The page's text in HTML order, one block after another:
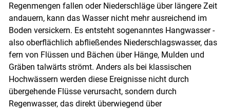
Regenmengen fallen oder Niederschläge über längere Zeit
andauern, kann das Wasser nicht mehr ausreichend im
Boden versickern. Es entsteht sogenanntes Hangwasser -
also oberflächlich abfließendes Niederschlagswasser, das
fern von Flüssen und Bächen über Hänge, Mulden und
Gräben talwärts strömt. Anders als bei klassischen
Hochwässern werden diese Ereignisse nicht durch
übergehende Flüsse verursacht, sondern durch
Regenwasser, das direkt überwiegend über